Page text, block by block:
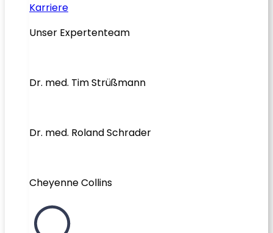
Karriere
Unser Expertenteam
Dr. med. Tim Strüßmann
Dr. med. Roland Schrader
Cheyenne Collins